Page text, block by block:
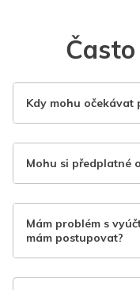
Kdy mohu očekávat
Mohu si předplatné
Mám problém s
mám postupovat?